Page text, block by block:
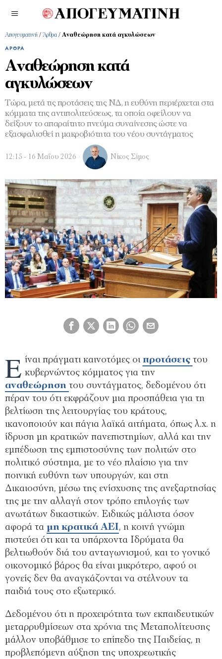
Απογευματινή / Άρθρα / Αναθεώρηση κατά αγκυλώσεων
ΆΡΘΡΑ
Αναθεώρηση κατά
αγκυλώσεων
Τώρα, μετά τις προτάσεις της ΝΔ, η ευθύνη περιέρχεται στα
κόμματα της αντιπολιτεύσεως, τα οποία οφείλουν να
δείξουν το απαραίτητο πνεύμα συναίνεσης ώστε να
εξασφαλισθεί η μακροβιότητα του νέου συντάγματος
12:15 - 16 Μαΐου 2026 Νίκος Σίμος
Ε ίναι πράγματι καινοτόμες οι προτάσεις του
κυβερνώντος κόμματος για την
αναθεώρηση του συντάγματος, δεδομένου ότι
πέραν του ότι εκφράζουν μια προσπάθεια για τη
βελτίωση της λειτουργίας του κράτους,
ικανοποιούν και πάγια λαϊκά αιτήματα, όπως λ.χ. η
ίδρυση μη κρατικών πανεπιστημίων, αλλά και την
εμπέδωση της εμπιστοσύνης των πολιτών στο
πολιτικό σύστημα, με το νέο πλαίσιο για την
ποινική ευθύνη των υπουργών, και στη
Δικαιοσύνη, μέσω της ενίσχυσης της ανεξαρτησίας
της με την αλλαγή στον τρόπο επιλογής των
ανωτάτων δικαστικών. Ειδικώς μάλιστα όσον
αφορά τα μη κρατικά ΑΕΙ, η κοινή γνώμη
πιστεύει ότι και τα υπάρχοντα Ιδρύματα θα
βελτιωθούν διά του ανταγωνισμού, και το γονικό
οικονομικό βάρος θα είναι μικρότερο, αφού οι
γονείς δεν θα αναγκάζονται να στέλνουν τα
παιδιά τους στο εξωτερικό.
Δεδομένου ότι η προχειρότητα των εκπαιδευτικών
μεταρρυθμίσεων στα χρόνια της Μεταπολίτευσης
μάλλον υποβάθμισε το επίπεδο της Παιδείας, η
προβλεπόμενη αύξηση της υποχρεωτικής